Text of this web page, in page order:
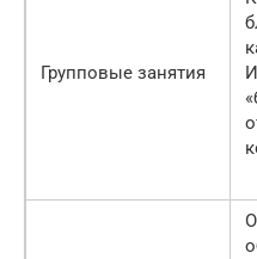
Групповые занятия